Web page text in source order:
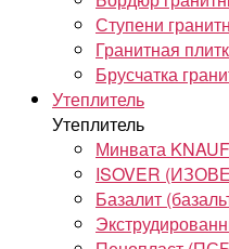
Ступени
Гранитная
Брусчатка
Утеплитель
Утеплитель
Минвата
ISOVER
Базалит